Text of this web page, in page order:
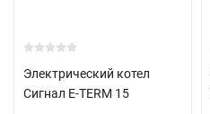
Электрический котел
Сигнал E-TERM 15